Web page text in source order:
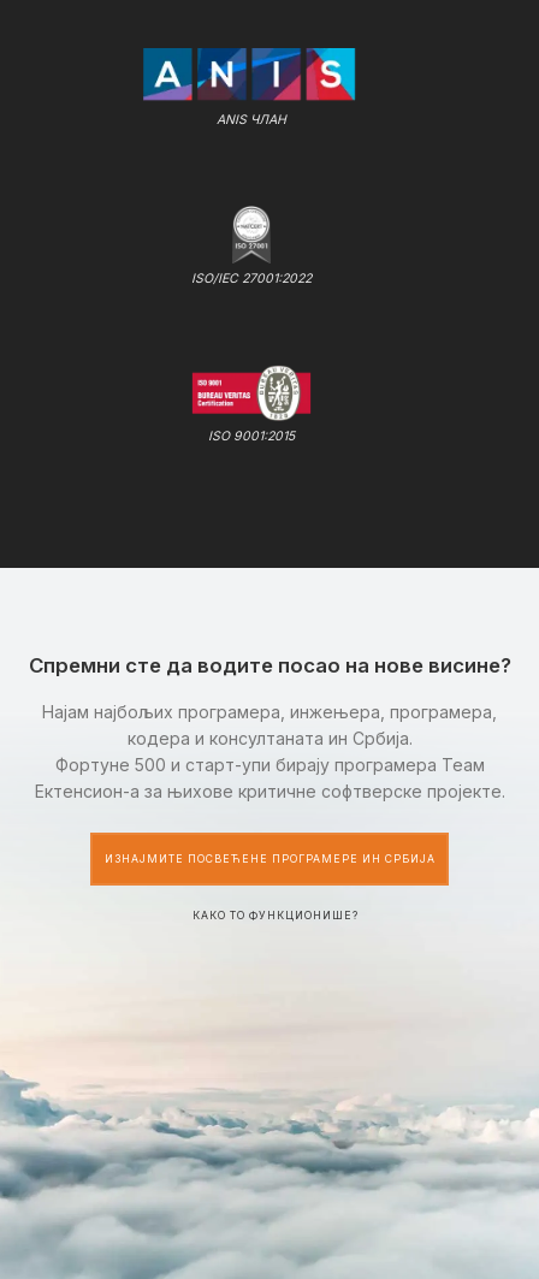
ANIS ЧЛАН
ISO/IEC 27001:2022
ISO 9001:2015
Спремни сте да водите посао на нове висине?
Најам најбољих програмера, инжењера, програмера,
кодера и консултаната ин Србија.
Фортуне 500 и старт-упи бирају програмера Теам
Ектенсион-а за њихове критичне софтверске пројекте.
ИЗНАЈМИТЕ ПОСВЕЋЕНЕ ПРОГРАМЕРЕ ИН СРБИЈА
КАКО ТО ФУНКЦИОНИШЕ?